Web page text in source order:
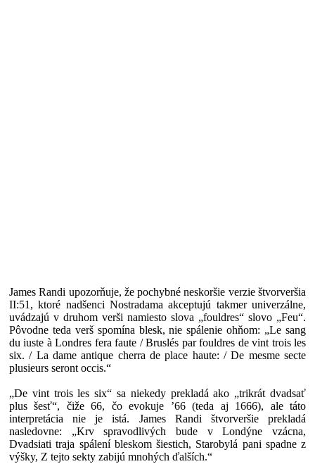
James Randi upozorňuje, že pochybné neskoršie verzie štvorveršia
II:51, ktoré nadšenci Nostradama akceptujú takmer univerzálne,
uvádzajú v druhom verši namiesto slova „fouldres“ slovo „Feu“.
Pôvodne teda verš spomína blesk, nie spálenie ohňom: „Le sang
du iuste à Londres fera faute / Bruslés par fouldres de vint trois les
six. / La dame antique cherra de place haute: / De mesme secte
plusieurs seront occis.“
„De vint trois les six“ sa niekedy prekladá ako „trikrát dvadsať
plus šesť“, čiže 66, čo evokuje ’66 (teda aj 1666), ale táto
interpretácia nie je istá. James Randi štvorveršie prekladá
nasledovne: „Krv spravodlivých bude v Londýne vzácna,
Dvadsiati traja spálení bleskom šiestich, Starobylá pani spadne z
výšky, Z tejto sekty zabijú mnohých ďalších.“